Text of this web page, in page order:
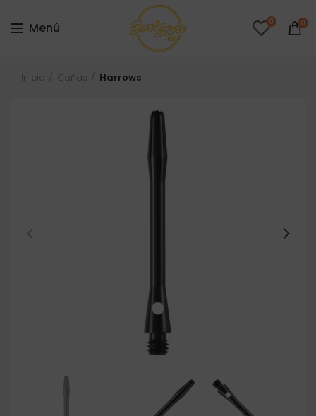
Menú 0 0
Inicio Cañas Harrows